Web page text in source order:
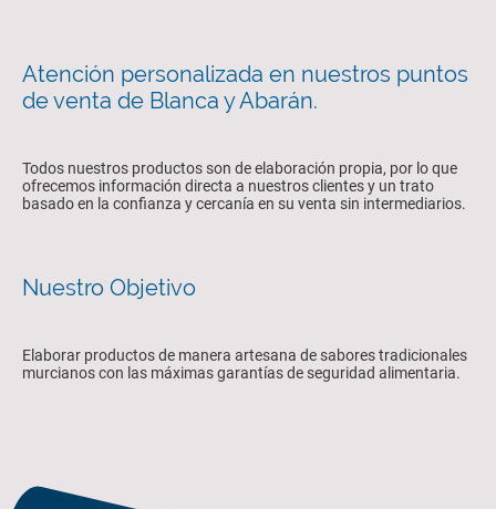
Atención personalizada en nuestros puntos
de venta de Blanca y Abarán.
Todos nuestros productos son de elaboración propia, por lo que
ofrecemos información directa a nuestros clientes y un trato
basado en la confianza y cercanía en su venta sin intermediarios.
Nuestro Objetivo
Elaborar productos de manera artesana de sabores tradicionales
murcianos con las máximas garantías de seguridad alimentaria.